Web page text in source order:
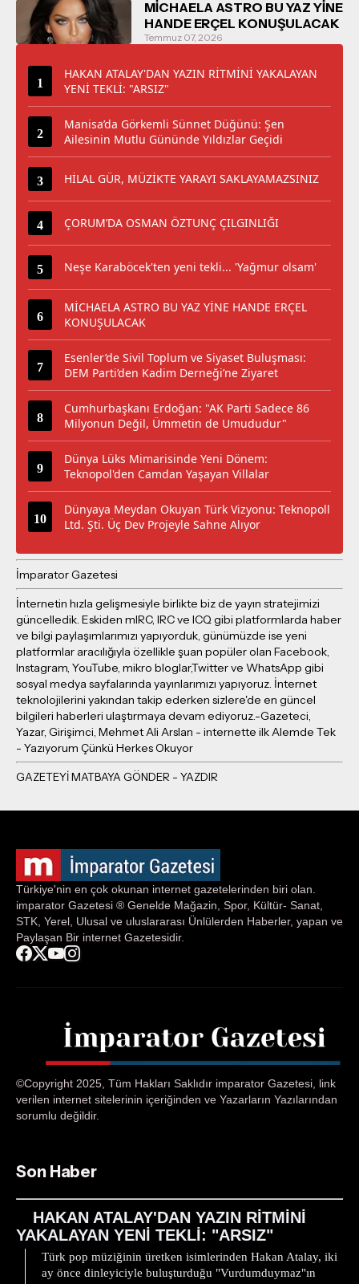
MİCHAELA ASTRO BU YAZ YİNE
HANDE ERÇEL KONUŞULACAK
Temmuz 07, 2026
HAKAN ATALAY'DAN YAZIN RİTMİNİ YAKALAYAN
YENİ TEKLİ: "ARSIZ"
Manisa’da Görkemli Sünnet Düğünü: Şen
Ailesinin Mutlu Gününde Yıldızlar Geçidi
HİLAL GÜR, MÜZİKTE YARAYI SAKLAYAMAZSINIZ
ÇORUM’DA OSMAN ÖZTUNÇ ÇILGINLIĞI
Neşe Karaböcek'ten yeni tekli... 'Yağmur olsam'
MİCHAELA ASTRO BU YAZ YİNE HANDE ERÇEL
KONUŞULACAK
Esenler’de Sivil Toplum ve Siyaset Buluşması:
DEM Parti’den Kadim Derneği’ne Ziyaret
Cumhurbaşkanı Erdoğan: "AK Parti Sadece 86
Milyonun Değil, Ümmetin de Umududur"
Dünya Lüks Mimarisinde Yeni Dönem:
Teknopol'den Camdan Yaşayan Villalar
Dünyaya Meydan Okuyan Türk Vizyonu: Teknopoll
Ltd. Şti. Üç Dev Projeyle Sahne Alıyor
İmparator Gazetesi
İnternetin hızla gelişmesiyle birlikte biz de yayın stratejimizi
güncelledik. Eskiden mIRC, IRC ve ICQ gibi platformlarda haber
ve bilgi paylaşımlarımızı yapıyorduk, günümüzde ise yeni
platformlar aracılığıyla özellikle şuan popüler olan Facebook,
Instagram, YouTube, mikro bloglar,Twitter ve WhatsApp gibi
sosyal medya sayfalarında yayınlarımızı yapıyoruz. İnternet
teknolojilerini yakından takip ederken sizlere'de en güncel
bilgileri haberleri ulaştırmaya devam ediyoruz.-Gazeteci,
Yazar, Girişimci, Mehmet Ali Arslan - internette ilk Alemde Tek
- Yazıyorum Çünkü Herkes Okuyor
Türkiye'nin en çok okunan internet gazetelerinden biri olan.
imparator Gazetesi ® Genelde Mağazin, Spor, Kültür- Sanat,
STK, Yerel, Ulusal ve uluslararası Ünlülerden Haberler, yapan ve
Paylaşan Bir internet Gazetesidir.
©Copyright 2025, Tüm Hakları Saklıdır imparator Gazetesi, link
verilen internet sitelerinin içeriğinden ve Yazarların Yazılarından
sorumlu değildir.
Son Haber
HAKAN ATALAY'DAN YAZIN RİTMİNİ
YAKALAYAN YENİ TEKLİ: "ARSIZ"
Türk pop müziğinin üretken isimlerinden Hakan Atalay, iki
ay önce dinleyiciyle buluşturduğu "Vurdumduymaz"ın